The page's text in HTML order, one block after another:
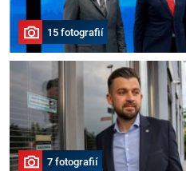
15 fotografií
7 fotografií